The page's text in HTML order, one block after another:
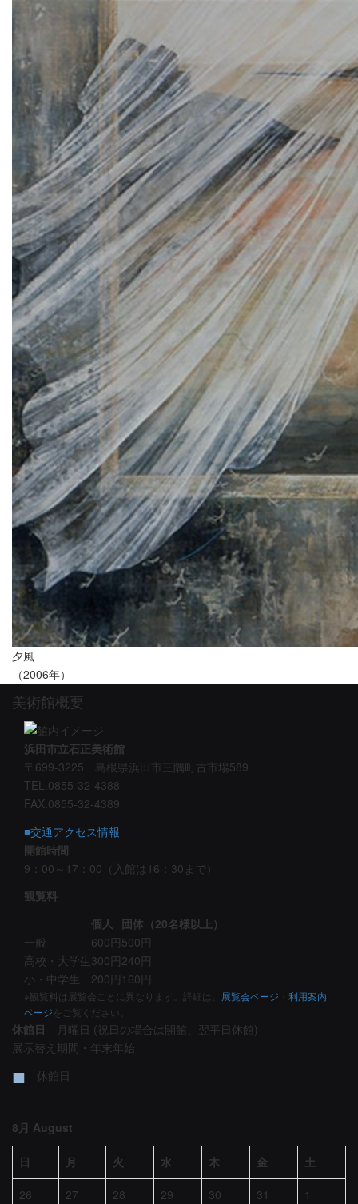
夕風
（2006年）
美術館概要
浜田市立石正美術館
〒699-3225 島根県浜田市三隅町古市場589
TEL.0855-32-4388
FAX.0855-32-4389
■交通アクセス情報
開館時間
9：00～17：00（入館は16：30まで）
観覧料
個人
団体（20名様以上）
一般
600円500円
高校・大学生300円240円
小・中学生
200円 160円
※観覧料は展覧会ごとに異なります。詳細は、 展覧会ページ ・ 利用案内
ページをご覧ください。
休館日 月曜日 (祝日の場合は開館、翌平日休館)
展示替え期間・年末年始
■ 休館日
8月 August
日 月 火 水 木 金 土
26 27 28 29 30 31
1